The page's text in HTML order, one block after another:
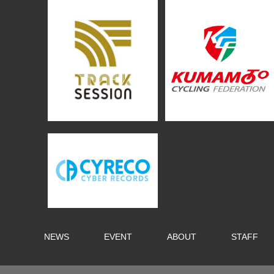
NEWS EVENT ABOUT STAFF